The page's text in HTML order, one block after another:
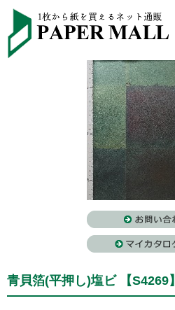
青貝箔(平押し)塩ビ 【S4269】